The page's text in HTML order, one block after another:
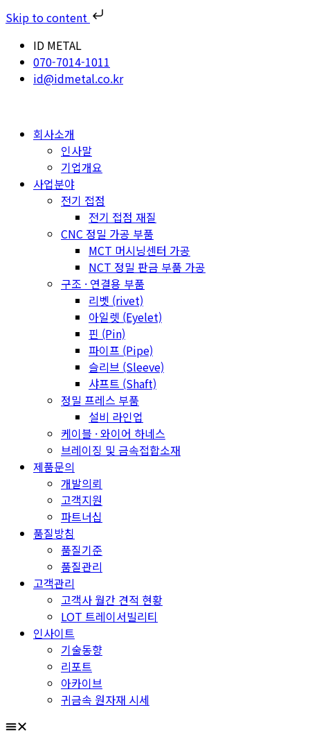
Skip to content
ID METAL
070-7014-1011
id@idmetal.co.kr
회사소개
인사말
기업개요
사업분야
전기 접점
전기 접점 재질
CNC 정밀 가공 부품
MCT 머시닝센터 가공
NCT 정밀 판금 부품 가공
구조 · 연결용 부품
리벳 (rivet)
아일렛 (Eyelet)
핀 (Pin)
파이프 (Pipe)
슬리브 (Sleeve)
샤프트 (Shaft)
정밀 프레스 부품
설비 라인업
케이블 · 와이어 하네스
브레이징 및 금속접합소재
제품문의
개발의뢰
고객지원
파트너십
품질방침
품질기준
품질관리
고객관리
고객사 월간 견적 현황
LOT 트레이서빌리티
인사이트
기술동향
리포트
아카이브
귀금속 원자재 시세